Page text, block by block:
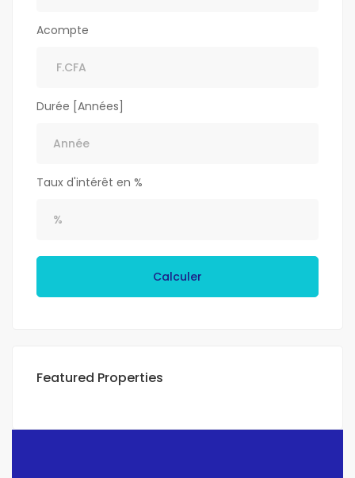
Acompte
Durée [Années]
Taux d'intérêt en %
Calculer
Featured Properties